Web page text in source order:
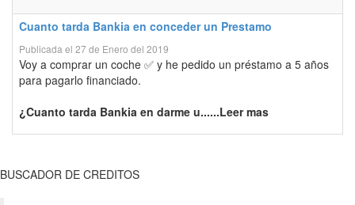
Cuanto tarda Bankia en conceder un Prestamo
Publicada el 27 de Enero del 2019
Voy a comprar un coche ✅ y he pedido un préstamo a 5 años
para pagarlo financiado.
¿Cuanto tarda Bankia en darme u......Leer mas
BUSCADOR DE CREDITOS